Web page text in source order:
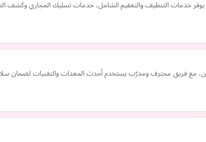
يوفر خدمات التنظيف والتعقيم الشامل، خدمات تسليك المجاري وكشف
مع فريق محترف ومدرّب يستخدم أحدث المعدات والتقنيات لضمان